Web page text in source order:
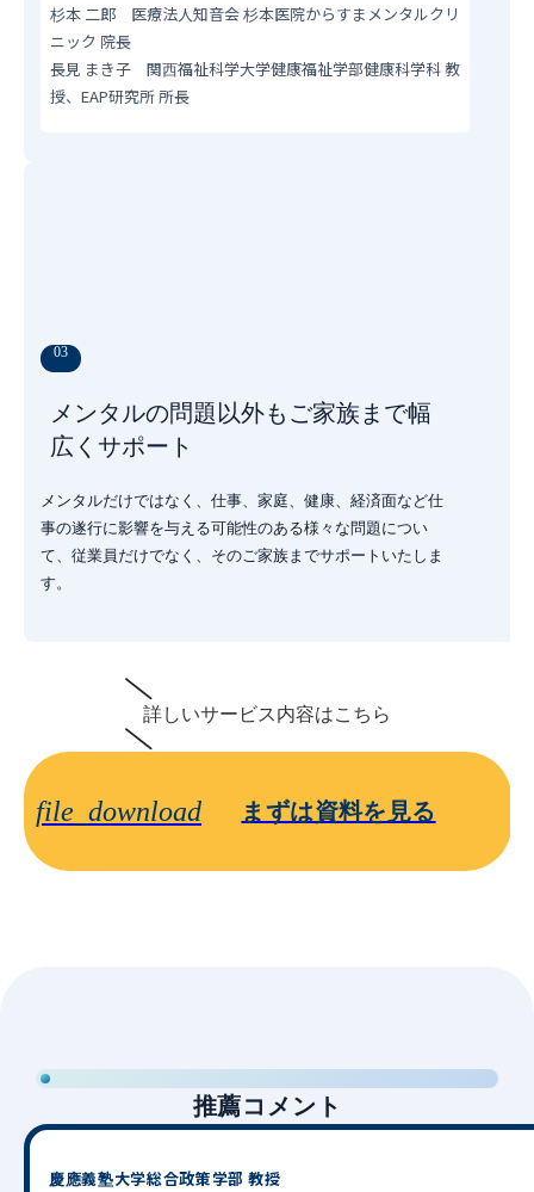
杉本 二郎 医療法人知音会 杉本医院からすまメンタルクリ
ニック 院長
長見 まき子 関西福祉科学大学健康福祉学部健康科学科 教
授、EAP研究所 所長
03
メンタルの問題以外もご家族まで幅
広くサポート
メンタルだけではなく、仕事、家庭、健康、経済面など仕
事の遂行に影響を与える可能性のある様々な問題につい
て、従業員だけでなく、そのご家族までサポートいたしま
す。
詳しいサービス内容はこちら
file_download まずは資料を見る
推薦コメント
慶應義塾大学総合政策学部 教授